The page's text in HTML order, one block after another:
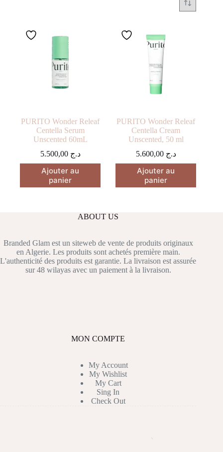
PURITO Wonder Releaf
Centella Serum
Unscented 60mL
د.ج 5.500,00
Ajouter au
panier
PURITO Wonder Releaf
Centella Cream
Unscented, 50 ml
د.ج 5.600,00
Ajouter au
panier
ABOUT US
Branded Glam est un siteweb de vente de produits originaux
en Algerie. Les produits sont achetés première main.
L'authenticité des produits est garantie. La livraison est assurée
sur 48 wilayas avec un paiement à la livraison.
MON COMPTE
My Account
My Wishlist
My Cart
Sing In
Check Out